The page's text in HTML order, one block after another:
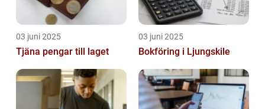
03 juni 2025
Tjäna pengar till laget
03 juni 2025
Bokföring i Ljungskile